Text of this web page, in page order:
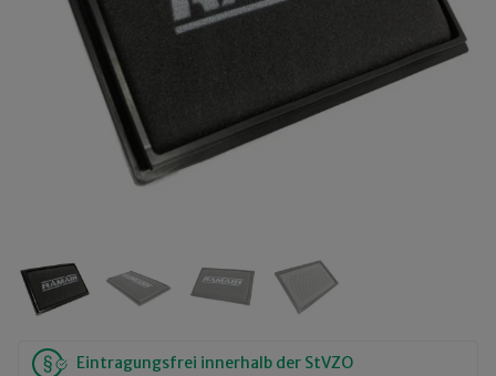
Eintragungsfrei innerhalb der StVZO